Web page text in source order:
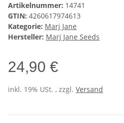
Artikelnummer: 14741
GTIN: 4260617974613
Kategorie: Marj Jane
Hersteller: Marj Jane Seeds
24,90 €
inkl. 19% USt. , zzgl. Versand